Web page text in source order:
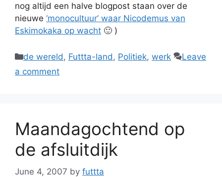
nog altijd een halve blogpost staan over de
nieuwe ‘monocultuur’ waar Nicodemus van
Eskimokaka op wacht 🙂 )
Categories
de wereld, Futtta-land, Politiek, werk
Leave
a comment
Maandagochtend op
de afsluitdijk
June 4, 2007 by futtta